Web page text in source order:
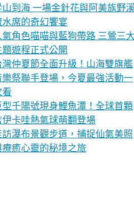
山到海 一場金針花與阿美族野溪
水席的奇幻饗宴
氣角色喵喵與藍狗帶路 三鶯三大
題遊程正式公開
灣仲夏節全面升級！山海雙旗艦
樂祭聯手登場，今夏最強活動一
型千陽號現身鯉魚潭！全球首顆
伊卡哇熱氣球萌翻登場
訪瀑布景觀步道，捕捉仙氣美照
療癒心靈的秘境之旅